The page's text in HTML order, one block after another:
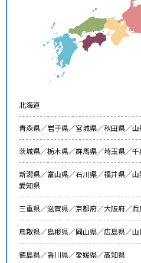
北海道
青森県／岩手県／宮城県／秋田県／山
茨城県／栃木県／群馬県／埼玉県／千
新潟県／富山県／石川県／福井県／山
愛知県
三重県／滋賀県／京都府／大阪府／兵
鳥取県／島根県／岡山県／広島県／山
徳島県／香川県／愛媛県／高知県